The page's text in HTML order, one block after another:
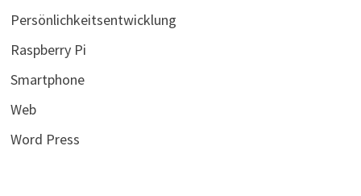
Persönlichkeitsentwicklung
Raspberry Pi
Smartphone
Web
Word Press